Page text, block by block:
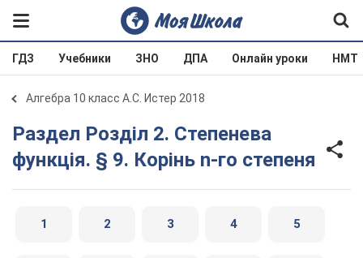
ГДЗ Учебники ЗНО ДПА Онлайн уроки НМТ
Алгебра 10 класс А.С. Истер 2018
Раздел Розділ 2. Степенева
функція. § 9. Корінь n-го степеня
1 2 3 4 5